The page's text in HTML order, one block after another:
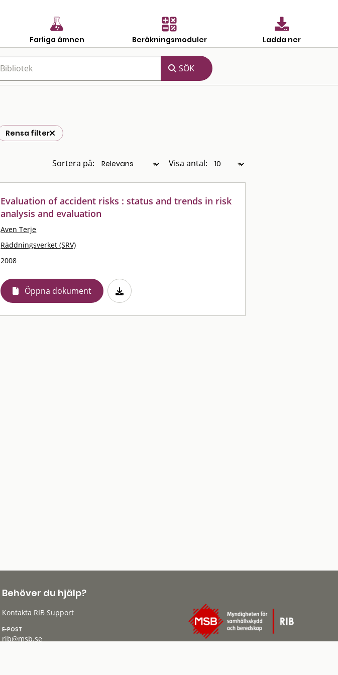
Farliga ämnen Beräkningsmoduler Ladda ner
Rensa filter
Sortera på: Visa antal:
Evaluation of accident risks : status and trends in risk
analysis and evaluation
Aven Terje
Räddningsverket (SRV)
2008
Öppna dokument
Behöver du hjälp?
Kontakta RIB Support
E-POST
rib@msb.se